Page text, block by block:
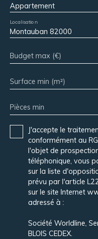
Appartement
Montauban 82000
Localisation
Budget max (€)
Surface min (m²)
Pièces min
J'accepte le
conformément au
l'objet de
téléphonique, vous
sur la liste
prévu par l'article
sur le site Internet
adressé à :
Société Worldline,
BLOIS CEDEX.